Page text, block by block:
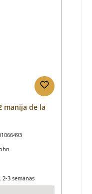
manija de la
3 semanas